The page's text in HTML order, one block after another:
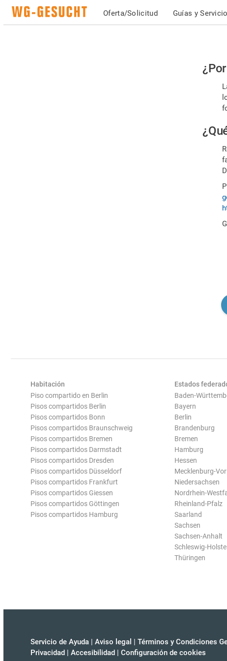
Oferta/Solicitud Guías y
Por
es
Habitación
Piso compartido en Berlin
Pisos compartidos Berlin
Pisos compartidos Bonn
Pisos compartidos Braunschweig
Pisos compartidos Bremen
Pisos compartidos Darmstadt
Pisos compartidos Dresden
Pisos compartidos Düsseldorf
Pisos compartidos Frankfurt
Pisos compartidos Giessen
Pisos compartidos Göttingen
Pisos compartidos Hamburg
Estados
Baden-
Bayern
Berlin
Brandenburg
Bremen
Hamburg
Hessen
Mecklenburg-
Niedersachsen
Nordrhein-
Rheinland-Pfalz
Saarland
Sachsen
Sachsen-Anhalt
Schleswig-
Thüringen
Servicio de Ayuda | Aviso legal | Términos y Condiciones
Privacidad | Accesibilidad | Configuración de cookies